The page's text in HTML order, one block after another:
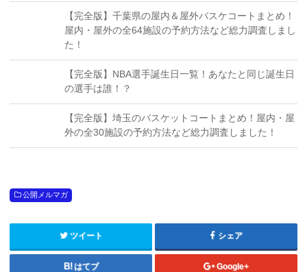
【完全版】千葉県の屋内＆屋外バスケコートまとめ！
屋内・屋外の全64施設の予約方法など総力調査しまし
た！
【完全版】NBA選手誕生日一覧！あなたと同じ誕生日
の選手は誰！？
【完全版】埼玉のバスケットコートまとめ！屋内・屋
外の全30施設の予約方法など総力調査しました！
公開メルマガ
ツイート シェア
はてブ Google+